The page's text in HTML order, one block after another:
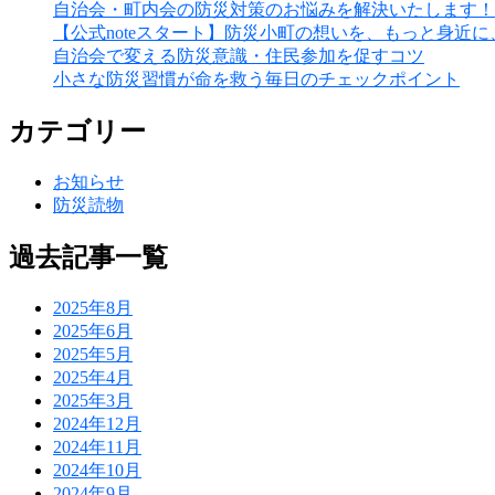
自治会・町内会の防災対策のお悩みを解決いたします！
【公式noteスタート】防災小町の想いを、もっと身近に
自治会で変える防災意識・住民参加を促すコツ
小さな防災習慣が命を救う毎日のチェックポイント
カテゴリー
お知らせ
防災読物
過去記事一覧
2025年8月
2025年6月
2025年5月
2025年4月
2025年3月
2024年12月
2024年11月
2024年10月